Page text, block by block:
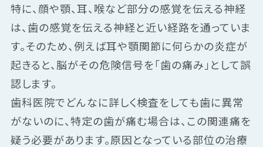
特に、顔や顎、耳、喉など部分の感覚を伝える神経
は、歯の感覚を伝える神経と近い経路を通っていま
す。そのため、例えば耳や顎関節に何らかの炎症が
起きると、脳がその危険信号を「歯の痛み」として誤
認します。
歯科医院でどんなに詳しく検査をしても歯に異常
がないのに、特定の歯が痛む場合は、この関連痛を
疑う必要があります。原因となっている部位の治療